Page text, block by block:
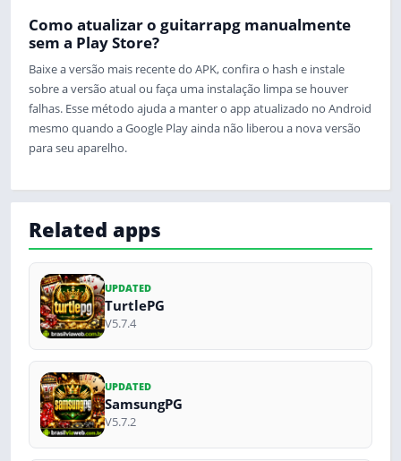
Como atualizar o guitarrapg manualmente
sem a Play Store?
Baixe a versão mais recente do APK, confira o hash e instale
sobre a versão atual ou faça uma instalação limpa se houver
falhas. Esse método ajuda a manter o app atualizado no Android
mesmo quando a Google Play ainda não liberou a nova versão
para seu aparelho.
Related apps
UPDATED
TurtlePG
V5.7.4
UPDATED
SamsungPG
V5.7.2